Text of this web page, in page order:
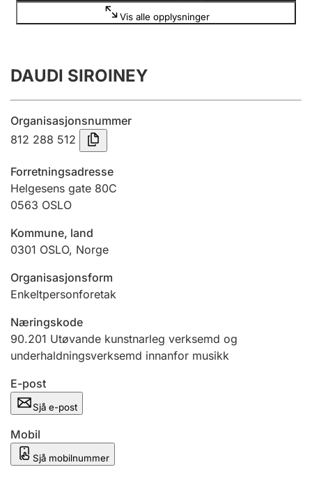
Årsrekneskap
Innsending og forseinkingsgebyr
Tinglysing
Jeger
Ektepaktrettleiaren
Andre tema
Vis alle opplysninger
DAUDI SIROINEY
Organisasjonsnummer
812 288 512
Forretningsadresse
Helgesens gate 80C
0563 OSLO
Kommune, land
0301 OSLO, Norge
Organisasjonsform
Enkeltpersonforetak
Næringskode
90.201 Utøvande kunstnarleg verksemd og
underhaldningsverksemd innanfor musikk
E-post
Sjå e-post
Mobil
Sjå mobilnummer